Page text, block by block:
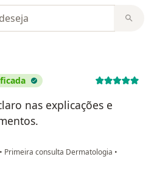
nas explicações e
• Primeira consulta Dermatologia •